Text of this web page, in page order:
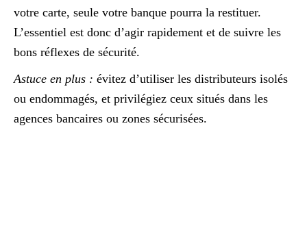
votre carte, seule votre banque pourra la restituer.
L’essentiel est donc d’agir rapidement et de suivre les
bons réflexes de sécurité.
Astuce en plus : évitez d’utiliser les distributeurs isolés
ou endommagés, et privilégiez ceux situés dans les
agences bancaires ou zones sécurisées.